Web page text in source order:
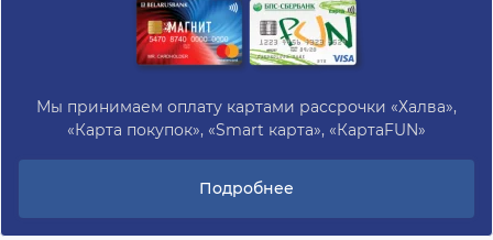
Мы принимаем оплату картами рассрочки «Халва»,
«Карта покупок», «Smart карта», «КартаFUN»
Подробнее